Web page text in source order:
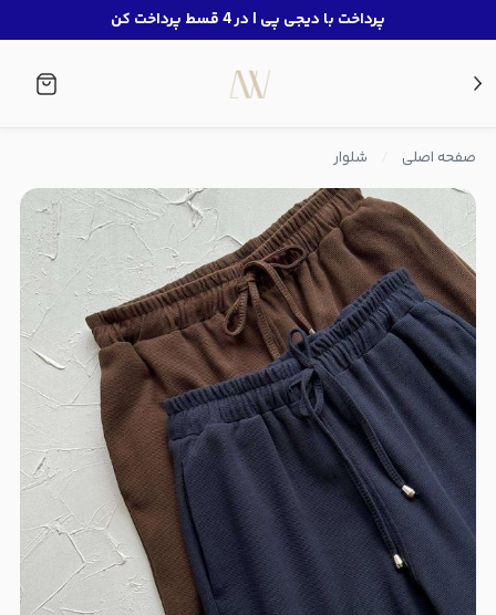
پرداخت با دیجی پی | در 4 قسط پرداخت کن
صفحه اصلی شلوار